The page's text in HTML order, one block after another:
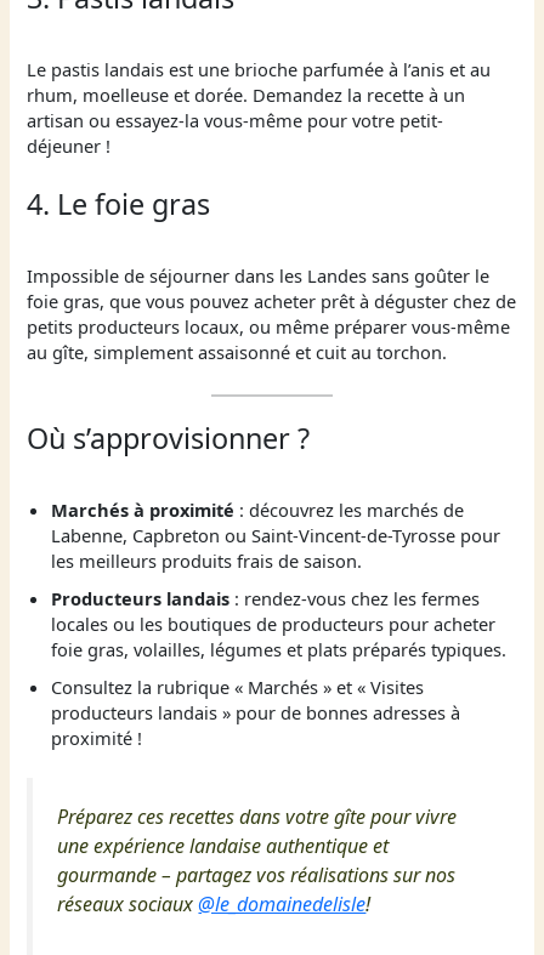
Le pastis landais est une brioche parfumée à l’anis et au
rhum, moelleuse et dorée. Demandez la recette à un
artisan ou essayez-la vous-même pour votre petit-
déjeuner !
4. Le foie gras
Impossible de séjourner dans les Landes sans goûter le
foie gras, que vous pouvez acheter prêt à déguster chez de
petits producteurs locaux, ou même préparer vous-même
au gîte, simplement assaisonné et cuit au torchon.
Où s’approvisionner ?
Marchés à proximité : découvrez les marchés de
Labenne, Capbreton ou Saint-Vincent-de-Tyrosse pour
les meilleurs produits frais de saison.
Producteurs landais : rendez-vous chez les fermes
locales ou les boutiques de producteurs pour acheter
foie gras, volailles, légumes et plats préparés typiques.
Consultez la rubrique « Marchés » et « Visites
producteurs landais » pour de bonnes adresses à
proximité !
Préparez ces recettes dans votre gîte pour vivre
une expérience landaise authentique et
gourmande – partagez vos réalisations sur nos
réseaux sociaux@le_domainedelisle!